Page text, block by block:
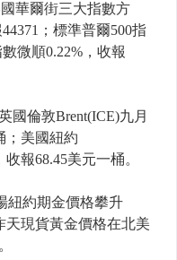
國華爾街三大指數方
；標準普爾500指
微順0.22%，收報
國倫敦Brent(ICE)九月
；美國紐約
報68.45美元一桶。
紐約期金價格攀升
天現貨黃金價格在北美